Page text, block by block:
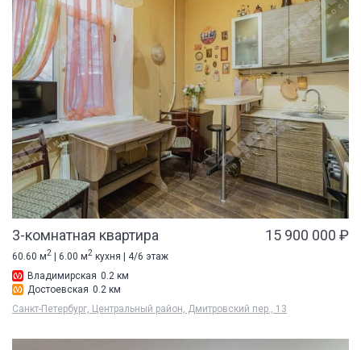
3-комнатная квартира 15 900 000 ₽
60.60 м2 | 6.00 м2 кухня | 4/6 этаж
Владимирская 0.2 км
Достоевская 0.2 км
Санкт-Петербург, Центральный район, Дмитровский пер., 13